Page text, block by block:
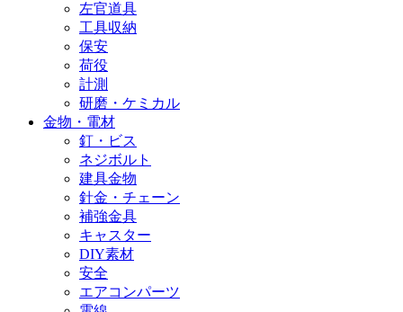
左官道具
工具収納
保安
荷役
計測
研磨・ケミカル
金物・電材
釘・ビス
ネジボルト
建具金物
針金・チェーン
補強金具
キャスター
DIY素材
安全
エアコンパーツ